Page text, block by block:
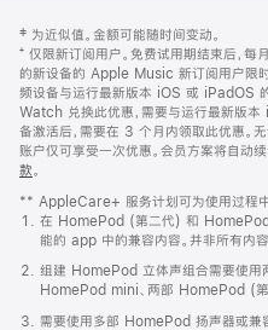
页
页
脚
注
‡ 为近似值。金额可能随时间变动。
⁺ 仅限新订阅用户。免费试用期结束后，
的新设备的 Apple Music 新订阅用户限时
频设备与运行最新版本 iOS 或 iPadOS
Watch 兑换此优惠，需要与运行最新版
备激活后，需要在 3 个月内领取此优惠。
账户仅可享受一次优惠。会员方案将自动
款。
窗
口
中
打
开)
** AppleCare+ 服务计划可为使用过程中
在 HomePod (第二代) 和 HomePod
能的 app 中的兼容内容。并非所有内
组建 HomePod 立体声组合需要使用
HomePod mini、两部 HomePod (
需要使用多部 HomePod 扬声器或兼